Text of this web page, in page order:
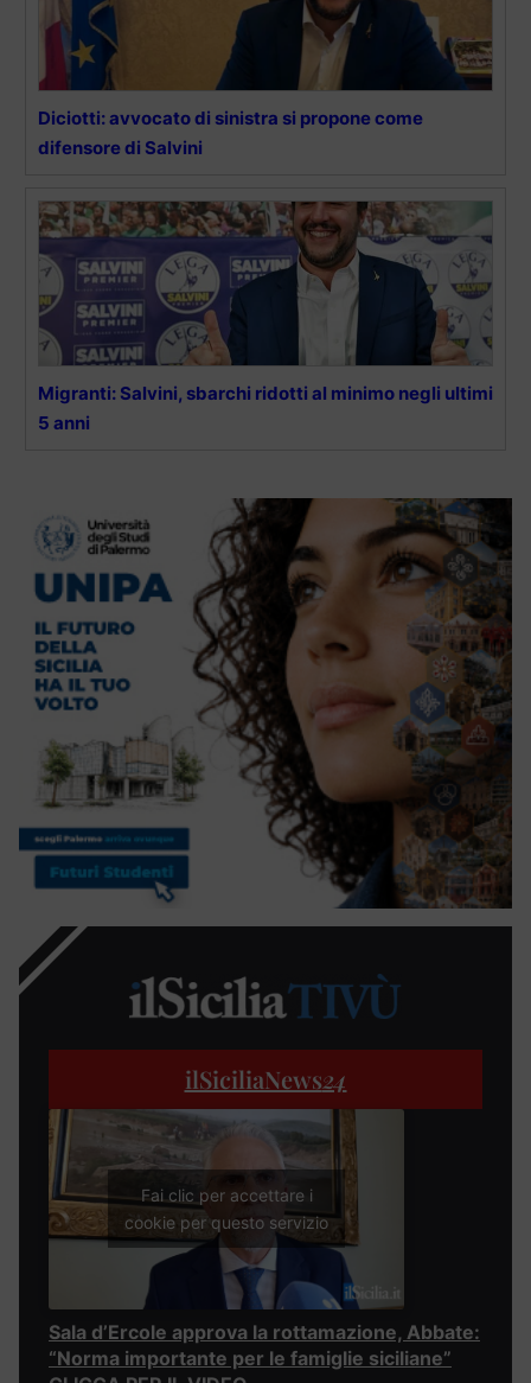
Diciotti: avvocato di sinistra si propone come
difensore di Salvini
Migranti: Salvini, sbarchi ridotti al minimo negli ultimi
5 anni
ilSiciliaNews24
Fai clic per accettare i
cookie per questo servizio
Sala d’Ercole approva la rottamazione, Abbate:
“Norma importante per le famiglie siciliane”